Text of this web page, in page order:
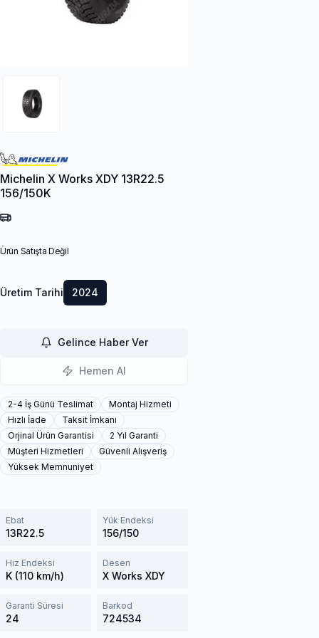
Michelin X Works XDY 13R22.5
156/150K
Ürün Satışta Değil
Üretim Tarihi 2024
Gelince Haber Ver
Hemen Al
2-4 İş Günü Teslimat
Montaj Hizmeti
Hızlı İade
Taksit İmkanı
Orjinal Ürün Garantisi
2 Yıl Garanti
Müşteri Hizmetleri
Güvenli Alışveriş
Yüksek Memnuniyet
Ebat
13R22.5
Yük Endeksi
156/150
Hız Endeksi
K (110 km/h)
Desen
X Works XDY
Garanti Süresi
24
Barkod
724534